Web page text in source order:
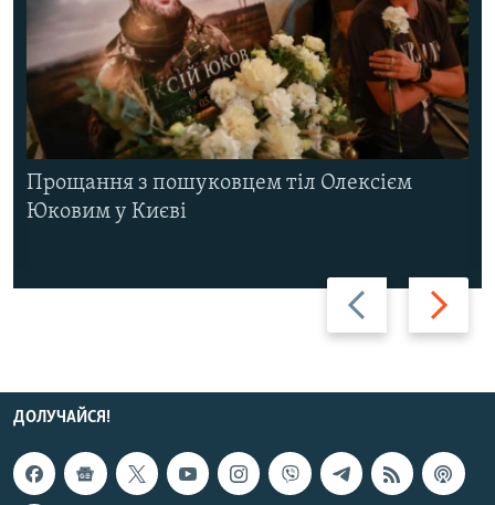
Назад Вперед
Прощання з пошуковцем тіл Олексієм
Юковим у Києві
ДОЛУЧАЙСЯ!